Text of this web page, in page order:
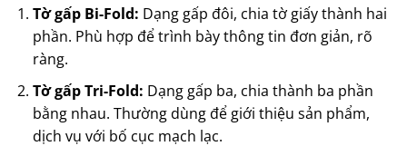
Tờ gấp Bi-Fold: Dạng gấp đôi, chia tờ giấy thành hai
phần. Phù hợp để trình bày thông tin đơn giản, rõ
ràng.
Tờ gấp Tri-Fold: Dạng gấp ba, chia thành ba phần
bằng nhau. Thường dùng để giới thiệu sản phẩm,
dịch vụ với bố cục mạch lạc.